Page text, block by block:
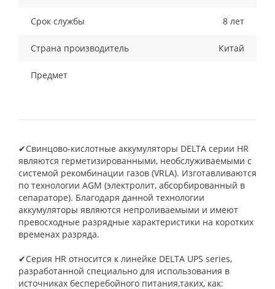
Срок службы 8 лет
Страна производитель Китай
Предмет
✔Свинцово-кислотные аккумуляторы DELTA серии HR
являются герметизированными, необслуживаемыми с
системой рекомбинации газов (VRLA). Изготавливаются
по технологии AGM (электролит, абсорбированный в
сепараторе). Благодаря данной технологии
аккумуляторы являются непроливаемыми и имеют
превосходные разрядные характеристики на коротких
временах разряда.
✔Серия HR относится к линейке DELTA UPS series,
разработанной специально для использования в
источниках бесперебойного питания,таких, как: